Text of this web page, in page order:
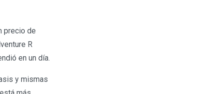
precio de
R
en un día.
y mismas